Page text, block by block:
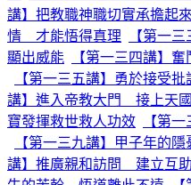
講】把教職神職切實承擔起來
情 才能悟得真理
【第一
顯出威能
【第一三四講】
【第一三五講】勇於接受
講】進入帝教大門 接上天
寶發揮救世救人功效
【第
【第一三九講】甲子年的
講】推廣親和訪問 建立互